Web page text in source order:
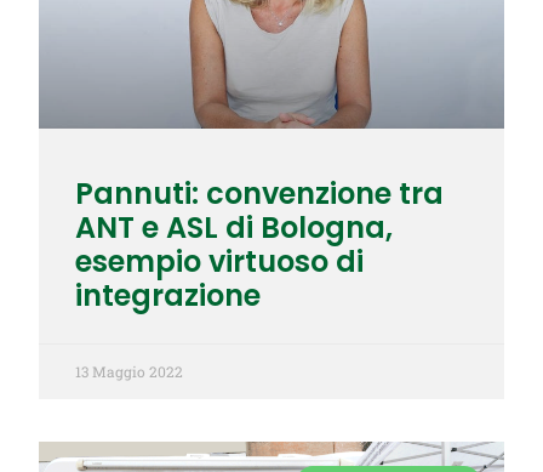
Pannuti: convenzione tra
ANT e ASL di Bologna,
esempio virtuoso di
integrazione
13 Maggio 2022